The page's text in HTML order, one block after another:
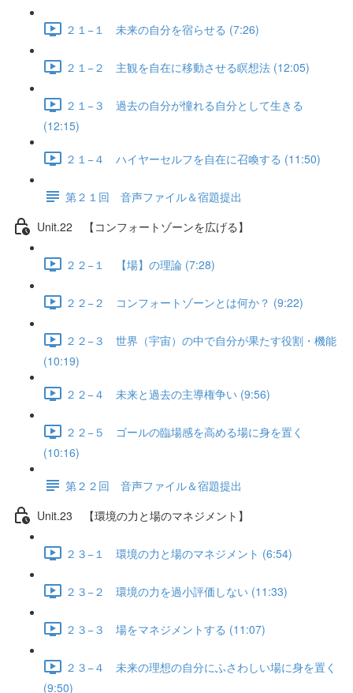
２１−１ 未来の自分を宿らせる (7:26)
２１−２ 主観を自在に移動させる瞑想法 (12:05)
２１−３ 過去の自分が憧れる自分として生きる
(12:15)
２１−４ ハイヤーセルフを自在に召喚する (11:50)
第２１回 音声ファイル＆宿題提出
Unit.22 【コンフォートゾーンを広げる】
２２−１ 【場】の理論 (7:28)
２２−２ コンフォートゾーンとは何か？ (9:22)
２２−３ 世界（宇宙）の中で自分が果たす役割・機能
(10:19)
２２−４ 未来と過去の主導権争い (9:56)
２２−５ ゴールの臨場感を高める場に身を置く
(10:16)
第２２回 音声ファイル＆宿題提出
Unit.23 【環境の力と場のマネジメント】
２３−１ 環境の力と場のマネジメント (6:54)
２３−２ 環境の力を過小評価しない (11:33)
２３−３ 場をマネジメントする (11:07)
２３−４ 未来の理想の自分にふさわしい場に身を置く
(9:50)